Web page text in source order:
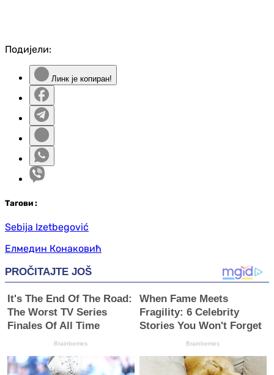
Подијели:
Линк је копиран!
Тагови :
Sebija Izetbegović
Елмедин Конаковић